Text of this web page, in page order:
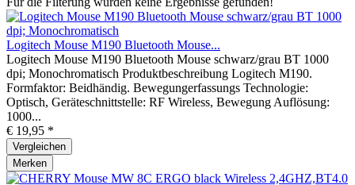
Logitech Mouse M190 Bluetooth Mouse...
Logitech Mouse M190 Bluetooth Mouse schwarz/grau BT 1000
dpi; Monochromatisch Produktbeschreibung Logitech M190.
Formfaktor: Beidhändig. Bewegungerfassungs Technologie:
Optisch, Geräteschnittstelle: RF Wireless, Bewegung Auflösung:
1000...
€ 19,95 *
Vergleichen
Merken